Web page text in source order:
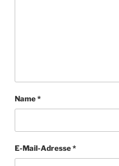
Name*
E-Mail-Adresse*